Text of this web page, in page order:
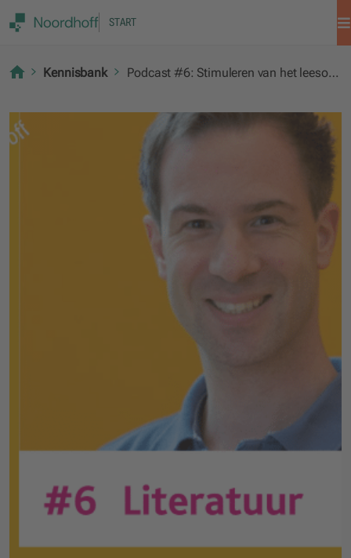
START
Kennisbank Podcast #6: Stimuleren van het leesonderwijs